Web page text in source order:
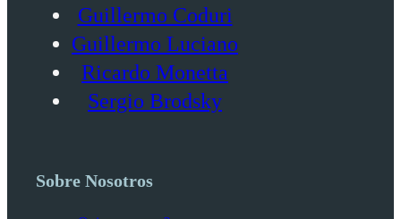
Guillermo Coduri
Guillermo Luciano
Ricardo Monetta
Sergio Brodsky
Sobre Nosotros